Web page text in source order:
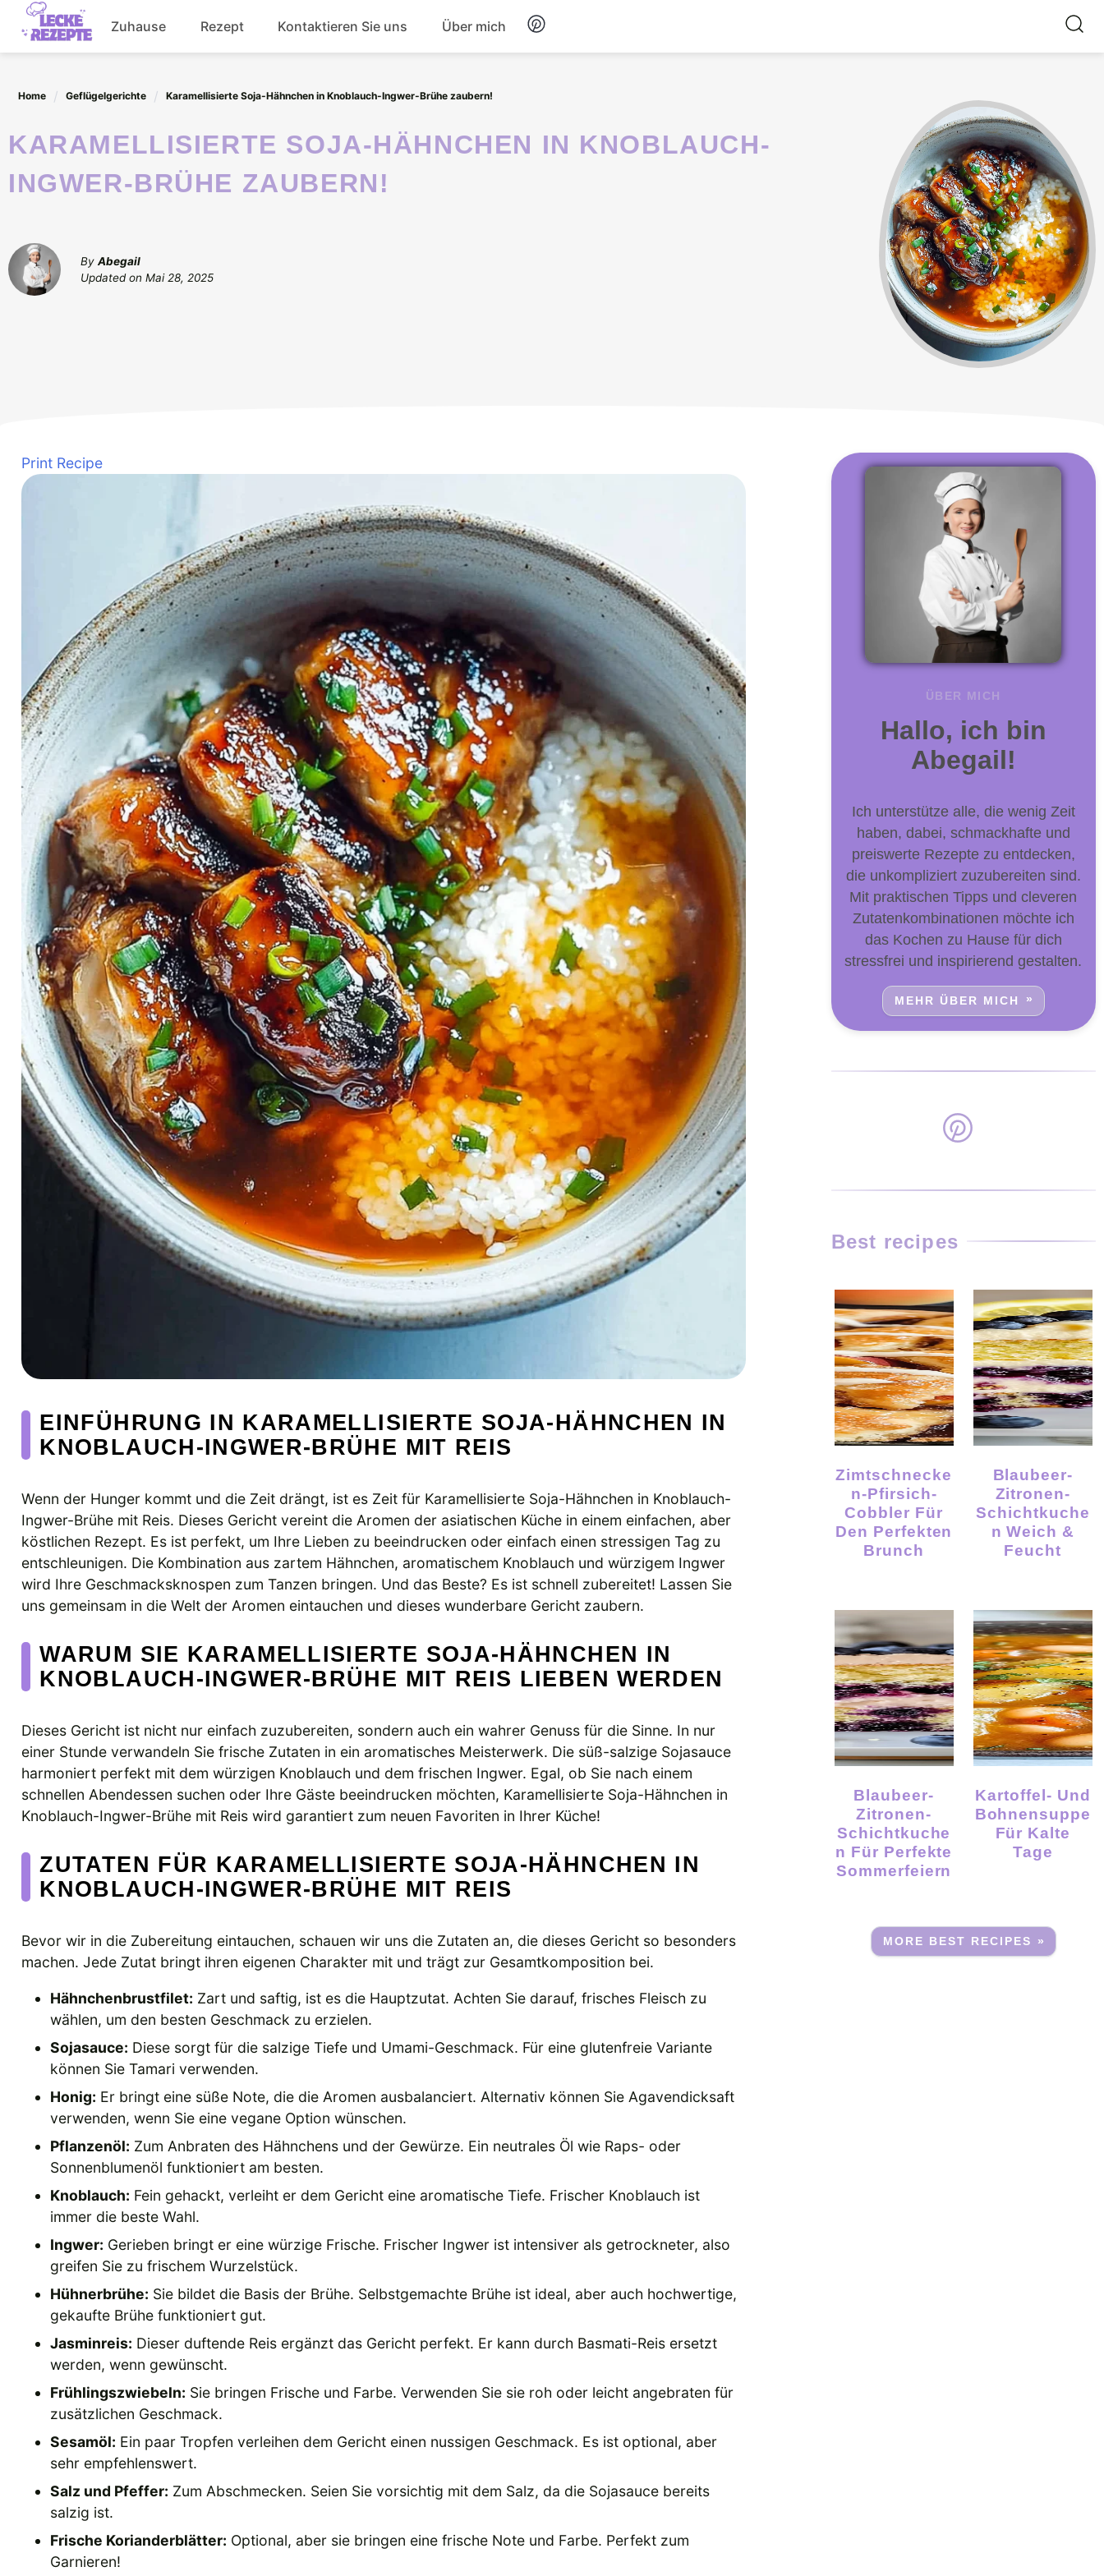
Skip
content
Zuhause Rezept Kontaktieren Sie uns Über mich
Home Geflügelgerichte Karamellisierte Soja-Hähnchen in Knoblauch-Ingwer-Brühe zaubern!
KARAMELLISIERTE SOJA-HÄHNCHEN IN KNOBLAUCH-
INGWER-BRÜHE ZAUBERN!
By Abegail
Updated on Mai 28, 2025
Print Recipe
EINFÜHRUNG IN KARAMELLISIERTE SOJA-HÄHNCHEN IN
KNOBLAUCH-INGWER-BRÜHE MIT REIS
Wenn der Hunger kommt und die Zeit drängt, ist es Zeit für Karamellisierte Soja-Hähnchen in Knoblauch-
Ingwer-Brühe mit Reis. Dieses Gericht vereint die Aromen der asiatischen Küche in einem einfachen, aber
köstlichen Rezept. Es ist perfekt, um Ihre Lieben zu beeindrucken oder einfach einen stressigen Tag zu
entschleunigen. Die Kombination aus zartem Hähnchen, aromatischem Knoblauch und würzigem Ingwer
wird Ihre Geschmacksknospen zum Tanzen bringen. Und das Beste? Es ist schnell zubereitet! Lassen Sie
uns gemeinsam in die Welt der Aromen eintauchen und dieses wunderbare Gericht zaubern.
WARUM SIE KARAMELLISIERTE SOJA-HÄHNCHEN IN
KNOBLAUCH-INGWER-BRÜHE MIT REIS LIEBEN WERDEN
Dieses Gericht ist nicht nur einfach zuzubereiten, sondern auch ein wahrer Genuss für die Sinne. In nur
einer Stunde verwandeln Sie frische Zutaten in ein aromatisches Meisterwerk. Die süß-salzige Sojasauce
harmoniert perfekt mit dem würzigen Knoblauch und dem frischen Ingwer. Egal, ob Sie nach einem
schnellen Abendessen suchen oder Ihre Gäste beeindrucken möchten, Karamellisierte Soja-Hähnchen in
Knoblauch-Ingwer-Brühe mit Reis wird garantiert zum neuen Favoriten in Ihrer Küche!
ZUTATEN FÜR KARAMELLISIERTE SOJA-HÄHNCHEN IN
KNOBLAUCH-INGWER-BRÜHE MIT REIS
Bevor wir in die Zubereitung eintauchen, schauen wir uns die Zutaten an, die dieses Gericht so besonders
machen. Jede Zutat bringt ihren eigenen Charakter mit und trägt zur Gesamtkomposition bei.
Hähnchenbrustfilet: Zart und saftig, ist es die Hauptzutat. Achten Sie darauf, frisches Fleisch zu
wählen, um den besten Geschmack zu erzielen.
Sojasauce: Diese sorgt für die salzige Tiefe und Umami-Geschmack. Für eine glutenfreie Variante
können Sie Tamari verwenden.
Honig: Er bringt eine süße Note, die die Aromen ausbalanciert. Alternativ können Sie Agavendicksaft
verwenden, wenn Sie eine vegane Option wünschen.
Pflanzenöl: Zum Anbraten des Hähnchens und der Gewürze. Ein neutrales Öl wie Raps- oder
Sonnenblumenöl funktioniert am besten.
Knoblauch: Fein gehackt, verleiht er dem Gericht eine aromatische Tiefe. Frischer Knoblauch ist
immer die beste Wahl.
Ingwer: Gerieben bringt er eine würzige Frische. Frischer Ingwer ist intensiver als getrockneter, also
greifen Sie zu frischem Wurzelstück.
Hühnerbrühe: Sie bildet die Basis der Brühe. Selbstgemachte Brühe ist ideal, aber auch hochwertige,
gekaufte Brühe funktioniert gut.
Jasminreis: Dieser duftende Reis ergänzt das Gericht perfekt. Er kann durch Basmati-Reis ersetzt
werden, wenn gewünscht.
Frühlingszwiebeln: Sie bringen Frische und Farbe. Verwenden Sie sie roh oder leicht angebraten für
zusätzlichen Geschmack.
Sesamöl: Ein paar Tropfen verleihen dem Gericht einen nussigen Geschmack. Es ist optional, aber
sehr empfehlenswert.
Salz und Pfeffer: Zum Abschmecken. Seien Sie vorsichtig mit dem Salz, da die Sojasauce bereits
salzig ist.
Frische Korianderblätter: Optional, aber sie bringen eine frische Note und Farbe. Perfekt zum
Garnieren!
ÜBER MICH
Hallo, ich bin
Abegail!
Ich unterstütze alle, die wenig Zeit
haben, dabei, schmackhafte und
preiswerte Rezepte zu entdecken,
die unkompliziert zuzubereiten sind.
Mit praktischen Tipps und cleveren
Zutatenkombinationen möchte ich
das Kochen zu Hause für dich
stressfrei und inspirierend gestalten.
MEHR ÜBER MICH
Best recipes
Zimtschnecke
N-Pfirsich-
Cobbler Für
Den Perfekten
Brunch
Blaubeer-
Zitronen-
Schichtkuche
N Weich &
Feucht
Blaubeer-
Zitronen-
Schichtkuche
N Für Perfekte
Sommerfeiern
Kartoffel- Und
Bohnensuppe
Für Kalte
Tage
MORE BEST RECIPES »